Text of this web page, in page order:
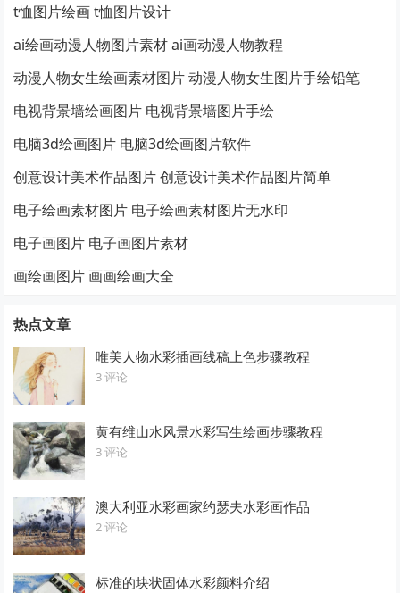
t恤图片绘画 t恤图片设计
ai绘画动漫人物图片素材 ai画动漫人物教程
动漫人物女生绘画素材图片 动漫人物女生图片手绘铅笔
电视背景墙绘画图片 电视背景墙图片手绘
电脑3d绘画图片 电脑3d绘画图片软件
创意设计美术作品图片 创意设计美术作品图片简单
电子绘画素材图片 电子绘画素材图片无水印
电子画图片 电子画图片素材
画绘画图片 画画绘画大全
热点文章
唯美人物水彩插画线稿上色步骤教程
3 评论
黄有维山水风景水彩写生绘画步骤教程
3 评论
澳大利亚水彩画家约瑟夫水彩画作品
2 评论
标准的块状固体水彩颜料介绍